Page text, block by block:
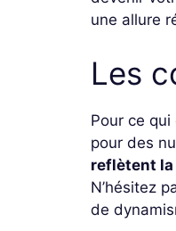
une allure
Les
Pour ce qui
pour des
reflètent la
N’hésitez
de